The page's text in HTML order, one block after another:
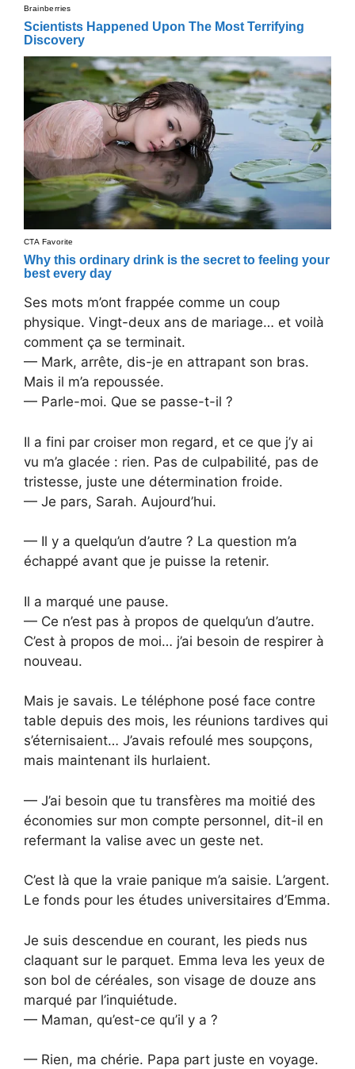
Ses mots m’ont frappée comme un coup
physique. Vingt-deux ans de mariage… et voilà
comment ça se terminait.
— Mark, arrête, dis-je en attrapant son bras.
Mais il m’a repoussée.
— Parle-moi. Que se passe-t-il ?
Il a fini par croiser mon regard, et ce que j’y ai
vu m’a glacée : rien. Pas de culpabilité, pas de
tristesse, juste une détermination froide.
— Je pars, Sarah. Aujourd’hui.
— Il y a quelqu’un d’autre ? La question m’a
échappé avant que je puisse la retenir.
Il a marqué une pause.
— Ce n’est pas à propos de quelqu’un d’autre.
C’est à propos de moi… j’ai besoin de respirer à
nouveau.
Mais je savais. Le téléphone posé face contre
table depuis des mois, les réunions tardives qui
s’éternisaient… J’avais refoulé mes soupçons,
mais maintenant ils hurlaient.
— J’ai besoin que tu transfères ma moitié des
économies sur mon compte personnel, dit-il en
refermant la valise avec un geste net.
C’est là que la vraie panique m’a saisie. L’argent.
Le fonds pour les études universitaires d’Emma.
Je suis descendue en courant, les pieds nus
claquant sur le parquet. Emma leva les yeux de
son bol de céréales, son visage de douze ans
marqué par l’inquiétude.
— Maman, qu’est-ce qu’il y a ?
— Rien, ma chérie. Papa part juste en voyage.